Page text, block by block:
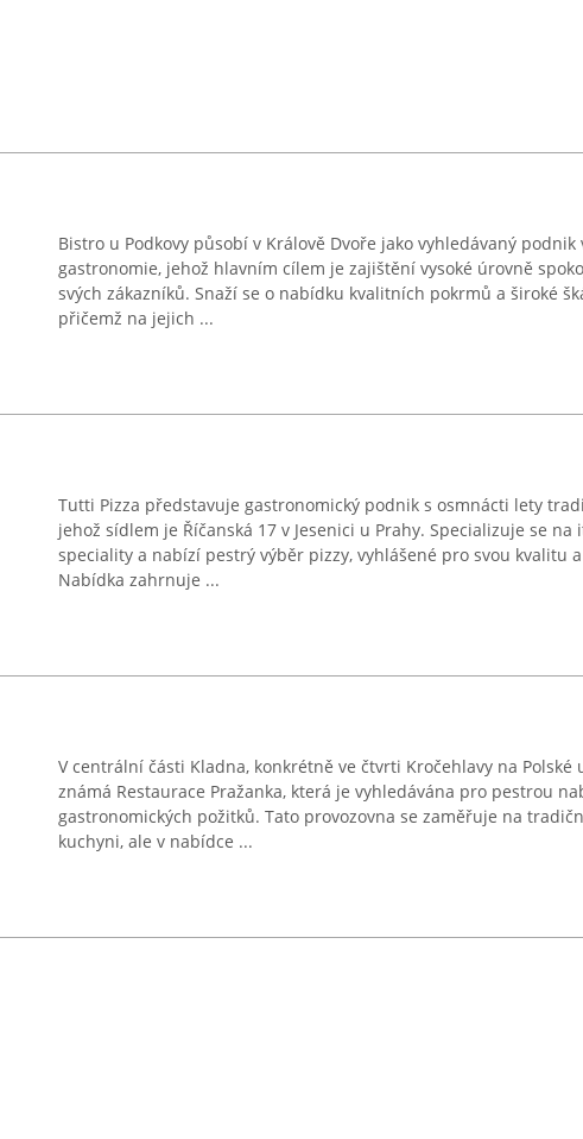
Bistro u Podkovy působí v Králově Dvoře jako vyhledávaný podnik
gastronomie, jehož hlavním cílem je zajištění vysoké úrovně
svých zákazníků. Snaží se o nabídku kvalitních pokrmů a široké
přičemž na jejich ...
Tutti Pizza představuje gastronomický podnik s osmnácti lety
jehož sídlem je Říčanská 17 v Jesenici u Prahy. Specializuje se na
speciality a nabízí pestrý výběr pizzy, vyhlášené pro svou kvalitu
Nabídka zahrnuje ...
V centrální části Kladna, konkrétně ve čtvrti Kročehlavy na Polské
známá Restaurace Pražanka, která je vyhledávána pro pestrou
gastronomických požitků. Tato provozovna se zaměřuje na
kuchyni, ale v nabídce ...